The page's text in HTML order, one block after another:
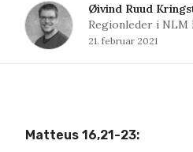
Øivind Ruud
Regionleder i NLM
21. februar 2021
Matteus 16,21-23: